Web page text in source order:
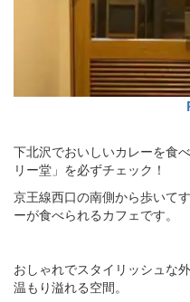
下北沢でおいしいカレーを食
リー堂」を必ずチェック！
京王線西口の南側から歩いて
ーが食べられるカフェです。
おしゃれでスタイリッシュな
温もり溢れる空間。